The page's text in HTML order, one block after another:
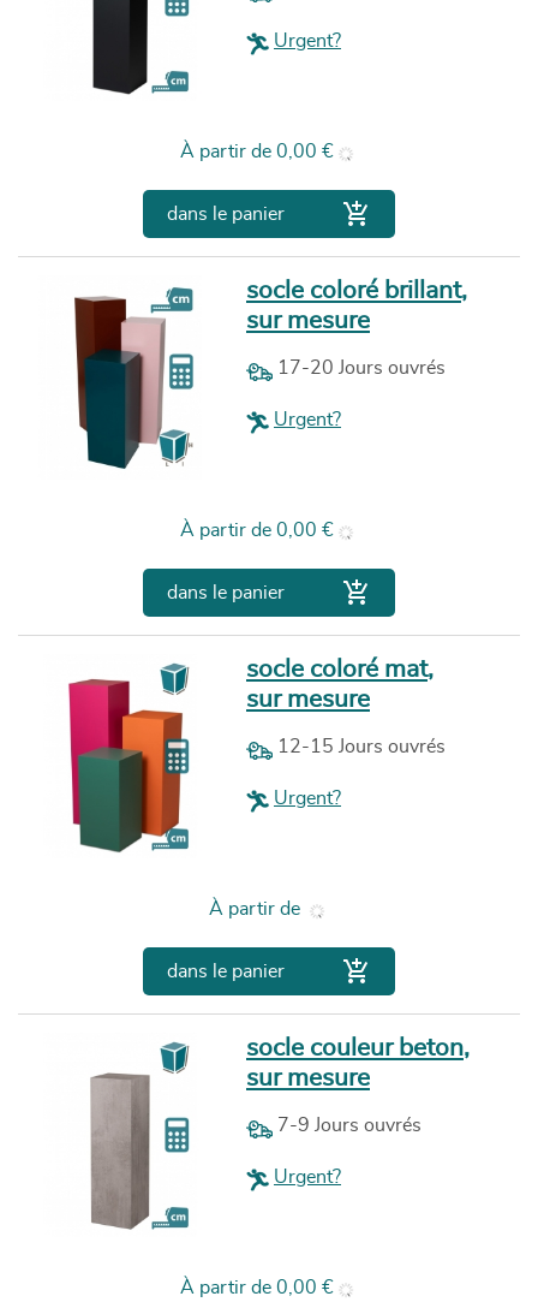
Urgent?
À partir de Prix
0,00 €
dans le panier 
socle coloré brillant,
sur mesure
17-20 Jours ouvrés
Urgent?
À partir de Prix
0,00 €
dans le panier 
socle coloré mat,
sur mesure
12-15 Jours ouvrés
Urgent?
À partir de Prix
dans le panier 
socle couleur beton,
sur mesure
7-9 Jours ouvrés
Urgent?
À partir de Prix
0,00 €